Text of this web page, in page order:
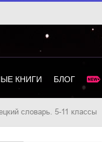
КНИГИ БЛОГ
словарь. 5-11 классы